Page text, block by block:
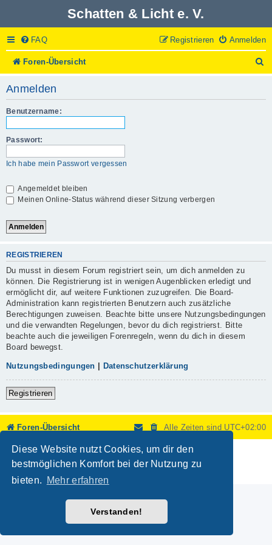
Diese Website nutzt Cookies, um dir den
bestmöglichen Komfort bei der Nutzung zu
bieten.
Mehr erfahren
Verstanden!
Schatten & Licht e. V.
FAQ Anmelden
Registrieren
Foren-Übersicht
u
Anmelden
Benutzername:
Passwort:
Ich habe mein Passwort vergessen
Angemeldet bleiben
Meinen Online-Status während dieser Sitzung verbergen
REGISTRIEREN
Du musst in diesem Forum registriert sein, um dich anmelden zu
können. Die Registrierung ist in wenigen Augenblicken erledigt und
ermöglicht dir, auf weitere Funktionen zuzugreifen. Die Board-
Administration kann registrierten Benutzern auch zusätzliche
Berechtigungen zuweisen. Beachte bitte unsere Nutzungsbedingungen
und die verwandten Regelungen, bevor du dich registrierst. Bitte
beachte auch die jeweiligen Forenregeln, wenn du dich in diesem
Board bewegst.
Nutzungsbedingungen Datenschutzerklärung
Registrieren
Foren-Übersicht Alle Zeiten sind UTC+02:00
Powered byphpBB® Forum Software © phpBB Limited
Deutsche Übersetzung durchphpBB.de